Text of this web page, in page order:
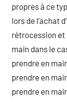
propres à ce
lors de l’achat
rétrocession et
main dans le
prendre en
prendre en
prendre en